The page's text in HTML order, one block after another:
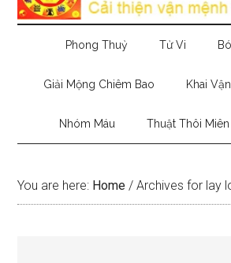
Phong Thuỷ Tử Vi
Giải Mộng Chiêm Bao Khai Vận
Nhóm Máu Thuật Thôi Miên
You are here: Home / Archives for lay